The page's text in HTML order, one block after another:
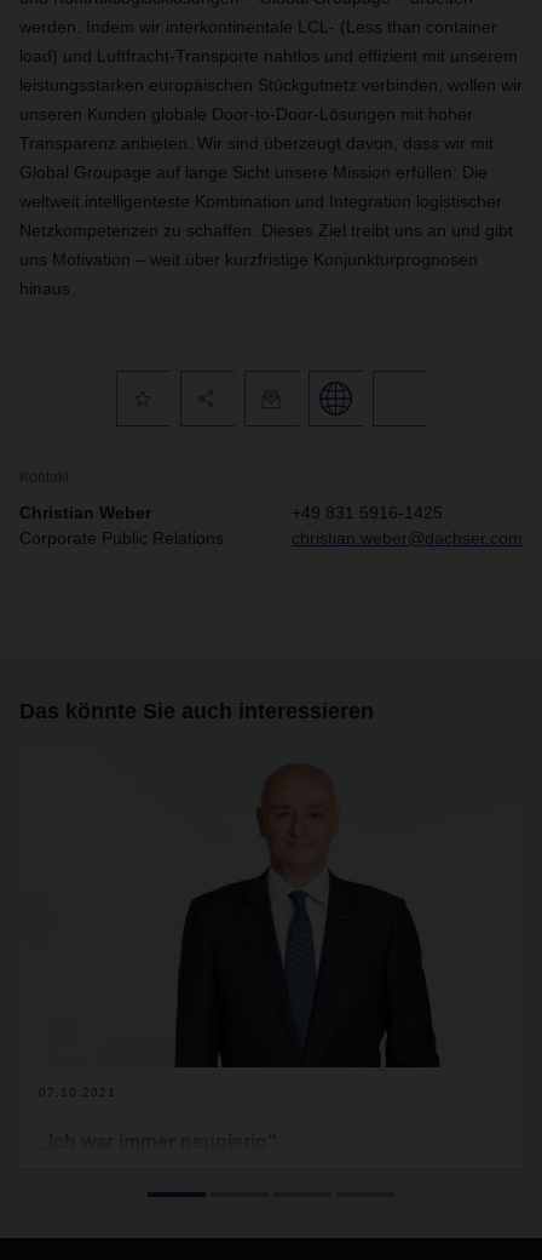
werden. Indem wir interkontinentale LCL- (Less than container
load) und Luftfracht-Transporte nahtlos und effizient mit unserem
leistungsstarken europäischen Stückgutnetz verbinden, wollen wir
unseren Kunden globale Door-to-Door-Lösungen mit hoher
Transparenz anbieten. Wir sind überzeugt davon, dass wir mit
Global Groupage auf lange Sicht unsere Mission erfüllen: Die
weltweit intelligenteste Kombination und Integration logistischer
Netzkompetenzen zu schaffen. Dieses Ziel treibt uns an und gibt
uns Motivation – weit über kurzfristige Konjunkturprognosen
hinaus.
Kontakt
Christian Weber
Corporate Public Relations
+49 831 5916-1425
christian.weber@dachser.com
Das könnte Sie auch interessieren
07.10.2021